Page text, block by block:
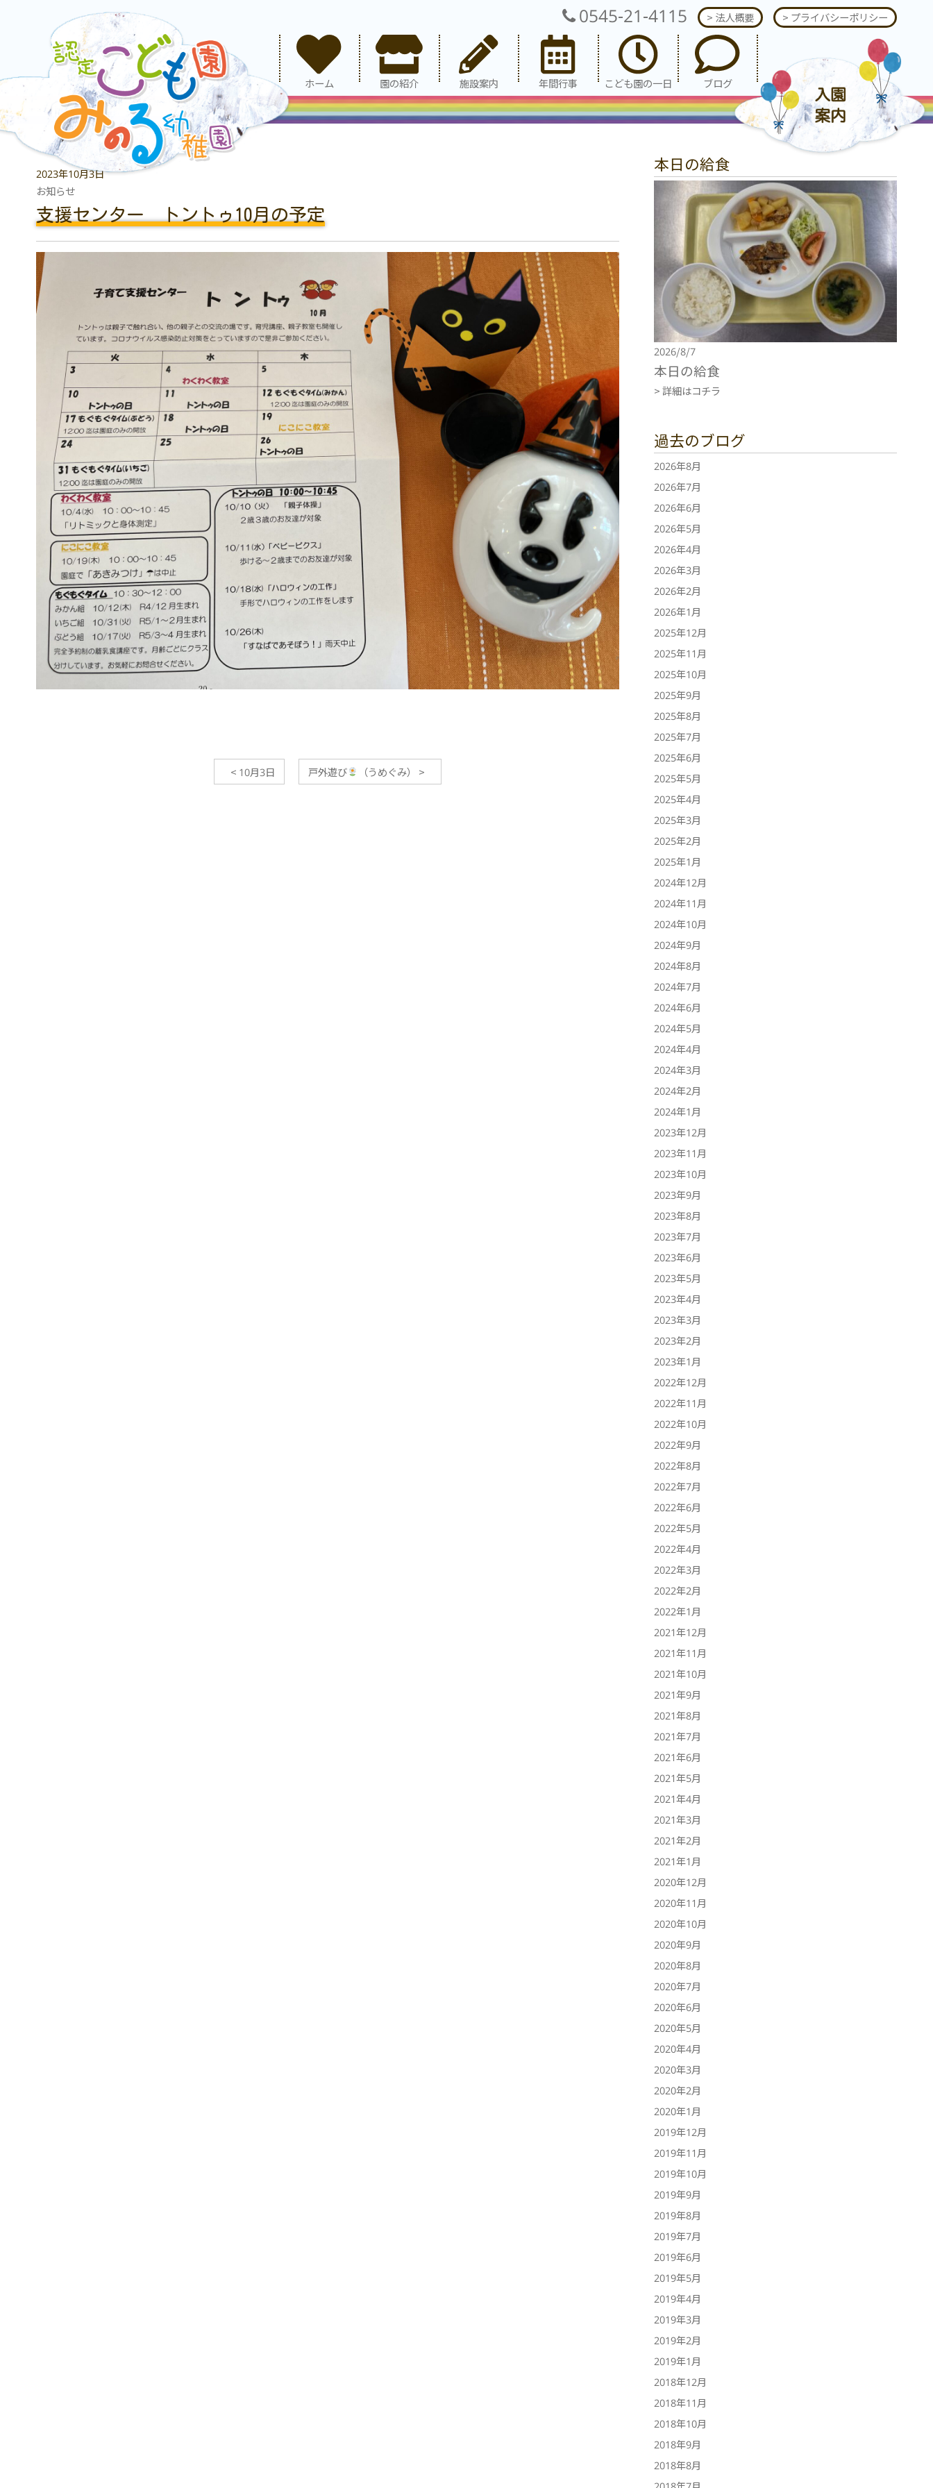
0545-21-4115 > 法人概要 > プライバシーポリシー
ホーム 園の紹介 施設案内 年間行事 こども園の一日 ブログ
2023年10月3日
お知らせ
支援センター トントゥ10月の予定
< 10月3日 戸外遊び （うめぐみ） >
本日の給食
2026/8/7
本日の給食
> 詳細はコチラ
過去のブログ
2026年8月
2026年7月
2026年6月
2026年5月
2026年4月
2026年3月
2026年2月
2026年1月
2025年12月
2025年11月
2025年10月
2025年9月
2025年8月
2025年7月
2025年6月
2025年5月
2025年4月
2025年3月
2025年2月
2025年1月
2024年12月
2024年11月
2024年10月
2024年9月
2024年8月
2024年7月
2024年6月
2024年5月
2024年4月
2024年3月
2024年2月
2024年1月
2023年12月
2023年11月
2023年10月
2023年9月
2023年8月
2023年7月
2023年6月
2023年5月
2023年4月
2023年3月
2023年2月
2023年1月
2022年12月
2022年11月
2022年10月
2022年9月
2022年8月
2022年7月
2022年6月
2022年5月
2022年4月
2022年3月
2022年2月
2022年1月
2021年12月
2021年11月
2021年10月
2021年9月
2021年8月
2021年7月
2021年6月
2021年5月
2021年4月
2021年3月
2021年2月
2021年1月
2020年12月
2020年11月
2020年10月
2020年9月
2020年8月
2020年7月
2020年6月
2020年5月
2020年4月
2020年3月
2020年2月
2020年1月
2019年12月
2019年11月
2019年10月
2019年9月
2019年8月
2019年7月
2019年6月
2019年5月
2019年4月
2019年3月
2019年2月
2019年1月
2018年12月
2018年11月
2018年10月
2018年9月
2018年8月